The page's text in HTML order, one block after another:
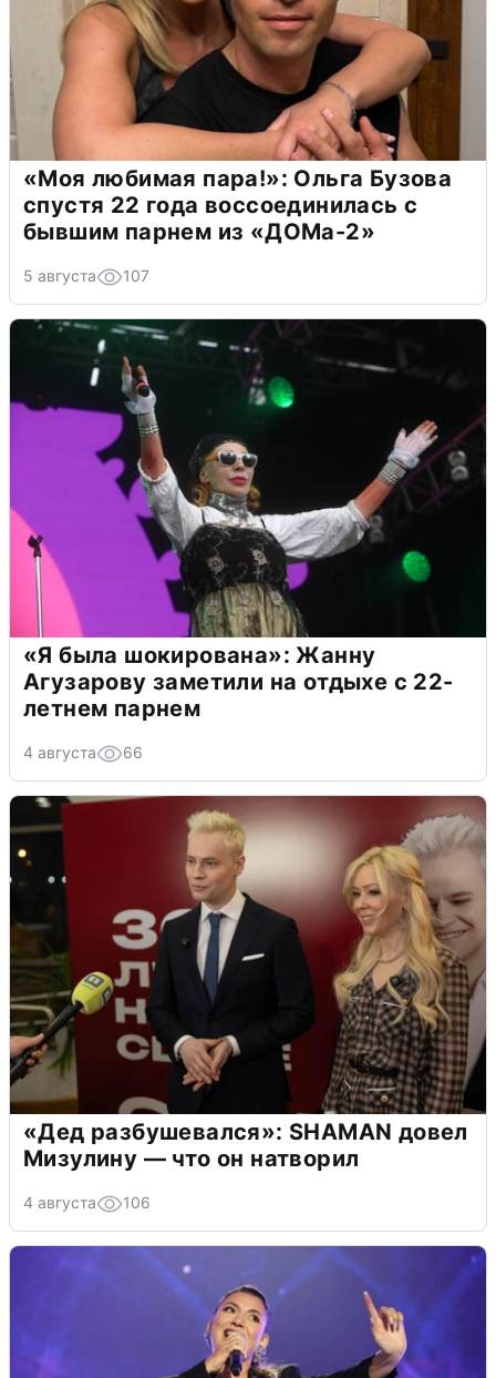
«Моя любимая пара!»: Ольга Бузова
спустя 22 года воссоединилась с
бывшим парнем из «ДОМа-2»
5 августа 107
«Я была шокирована»: Жанну
Агузарову заметили на отдыхе с 22-
летнем парнем
4 августа 66
«Дед разбушевался»: SHAMAN довел
Мизулину — что он натворил
4 августа 106